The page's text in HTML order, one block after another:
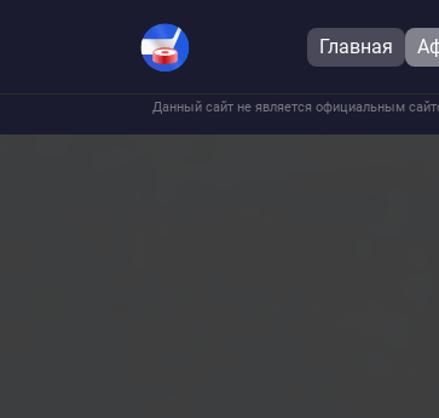
Главная
Данный сайт не является официальным